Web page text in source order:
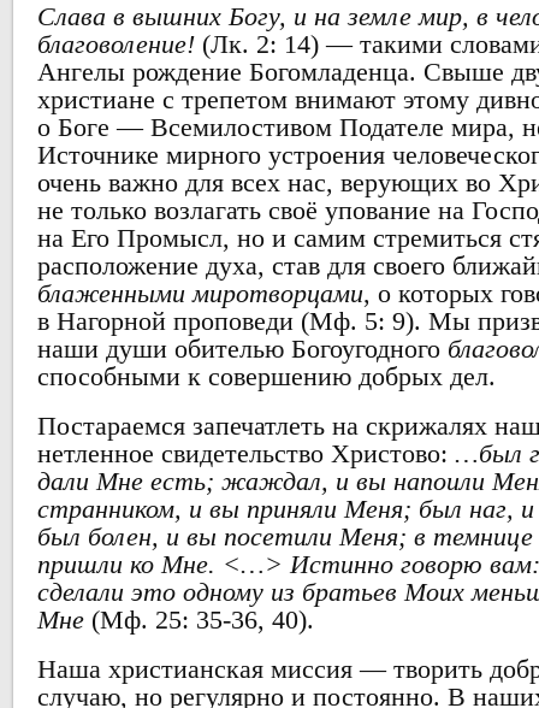
Слава в вышних Богу, и на земле мир, в
благоволение! (Лк. 2: 14) — такими
Ангелы рождение Богомладенца. Свыше
христиане с трепетом внимают этому
о Боге — Всемилостивом Подателе мира,
Источнике мирного устроения
очень важно для всех нас, верующих во
не только возлагать своё упование на
на Его Промысл, но и самим стремиться
расположение духа, став для своего
блаженными миротворцами, о которых
в Нагорной проповеди (Мф. 5: 9). Мы
наши души обителью Богоугодного
способными к совершению добрых дел.
Постараемся запечатлеть на скрижалях
нетленное свидетельство Христово:…был
дали Мне есть; жаждал, и вы напоили
странником, и вы приняли Меня; был наг,
был болен, и вы посетили Меня; в
пришли ко Мне. <…>Истинно говорю
сделали это одному из братьев Моих
Мне (Мф. 25: 35-36, 40).
Наша христианская миссия — творить
случаю, но регулярно и постоянно. В